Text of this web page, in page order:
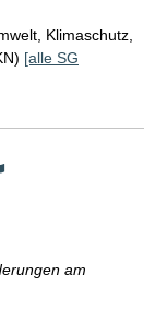
Klimaschutz,
[alle SG
am